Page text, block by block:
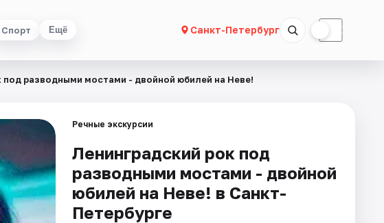
Спорт Ещё Санкт-Петербург ☾
под разводными мостами - двойной юбилей на Неве!
Речные экскурсии
Ленинградский рок под
разводными мостами - двойной
юбилей на Неве! в Санкт-
Петербурге